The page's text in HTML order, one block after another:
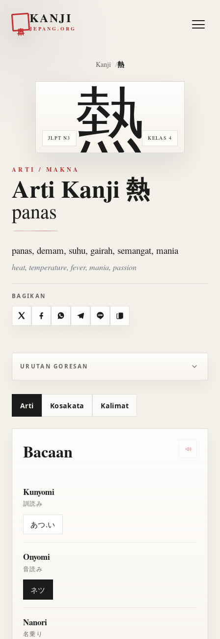
KANJI
JEPANG.ORG
Kanji 熱
JLPT N3 KELAS 4
熱
ARTI / MAKNA
Arti Kanji 熱
panas
panas, demam, suhu, gairah, semangat, mania
heat, temperature, fever, mania, passion
BAGIKAN
X FacebookWhatsAppTelegramLine Salin
URUTAN GORESAN
Arti Kosakata Kalimat
Bacaan
Kunyomi
訓読み
あつ.い
Onyomi
音読み
ネツ
Nanori
名乗り